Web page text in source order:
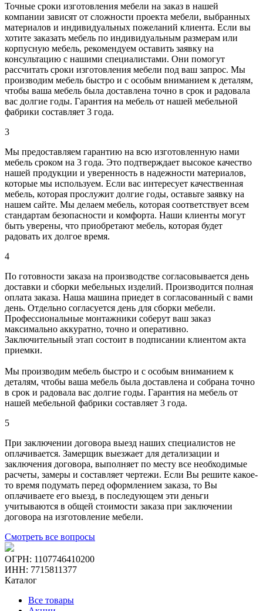
Точные сроки изготовления мебели на заказ в нашей
компании зависят от сложности проекта мебели, выбранных
материалов и индивидуальных пожеланий клиента. Если вы
хотите заказать мебель по индивидуальным размерам или
корпусную мебель, рекомендуем оставить заявку на
консультацию с нашими специалистами. Они помогут
рассчитать сроки изготовления мебели под ваш запрос. Мы
производим мебель быстро и с особым вниманием к деталям,
чтобы ваша мебель была доставлена точно в срок и радовала
вас долгие годы. Гарантия на мебель от нашей мебельной
фабрики составляет 3 года.
3
Мы предоставляем гарантию на всю изготовленную нами
мебель сроком на 3 года. Это подтверждает высокое качество
нашей продукции и уверенность в надежности материалов,
которые мы используем. Если вас интересует качественная
мебель, которая прослужит долгие годы, оставьте заявку на
нашем сайте. Мы делаем мебель, которая соответствует всем
стандартам безопасности и комфорта. Наши клиенты могут
быть уверены, что приобретают мебель, которая будет
радовать их долгое время.
4
По готовности заказа на производстве согласовывается день
доставки и сборки мебельных изделий. Производится полная
оплата заказа. Наша машина приедет в согласованный с вами
день. Отдельно согласуется день для сборки мебели.
Профессиональные монтажники соберут ваш заказ
максимально аккуратно, точно и оперативно.
Заключительный этап состоит в подписании клиентом акта
приемки.
Мы производим мебель быстро и с особым вниманием к
деталям, чтобы ваша мебель была доставлена и собрана точно
в срок и радовала вас долгие годы. Гарантия на мебель от
нашей мебельной фабрики составляет 3 года.
5
При заключении договора выезд наших специалистов не
оплачивается. Замерщик выезжает для детализации и
заключения договора, выполняет по месту все необходимые
расчеты, замеры и составляет чертежи. Если Вы решите какое-
то время подумать перед оформлением заказа, то Вы
оплачиваете его выезд, в последующем эти деньги
учитываются в общей стоимости заказа при заключении
договора на изготовление мебели.
Смотреть все вопросы
ОГРН: 1107746410200
ИНН: 7715811377
Каталог
Все товары